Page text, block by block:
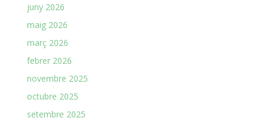
juny 2026
maig 2026
març 2026
febrer 2026
novembre 2025
octubre 2025
setembre 2025